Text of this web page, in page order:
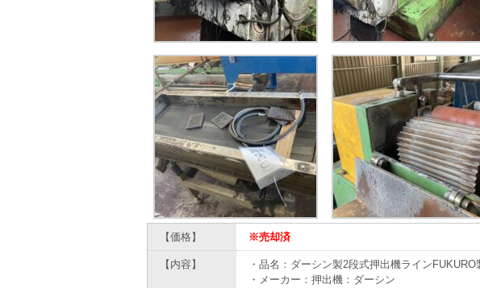
【価格】 ※売却済
【内容】
・品名：ダーシン製2段式押出機ライン
・メーカー：押出機：ダーシン